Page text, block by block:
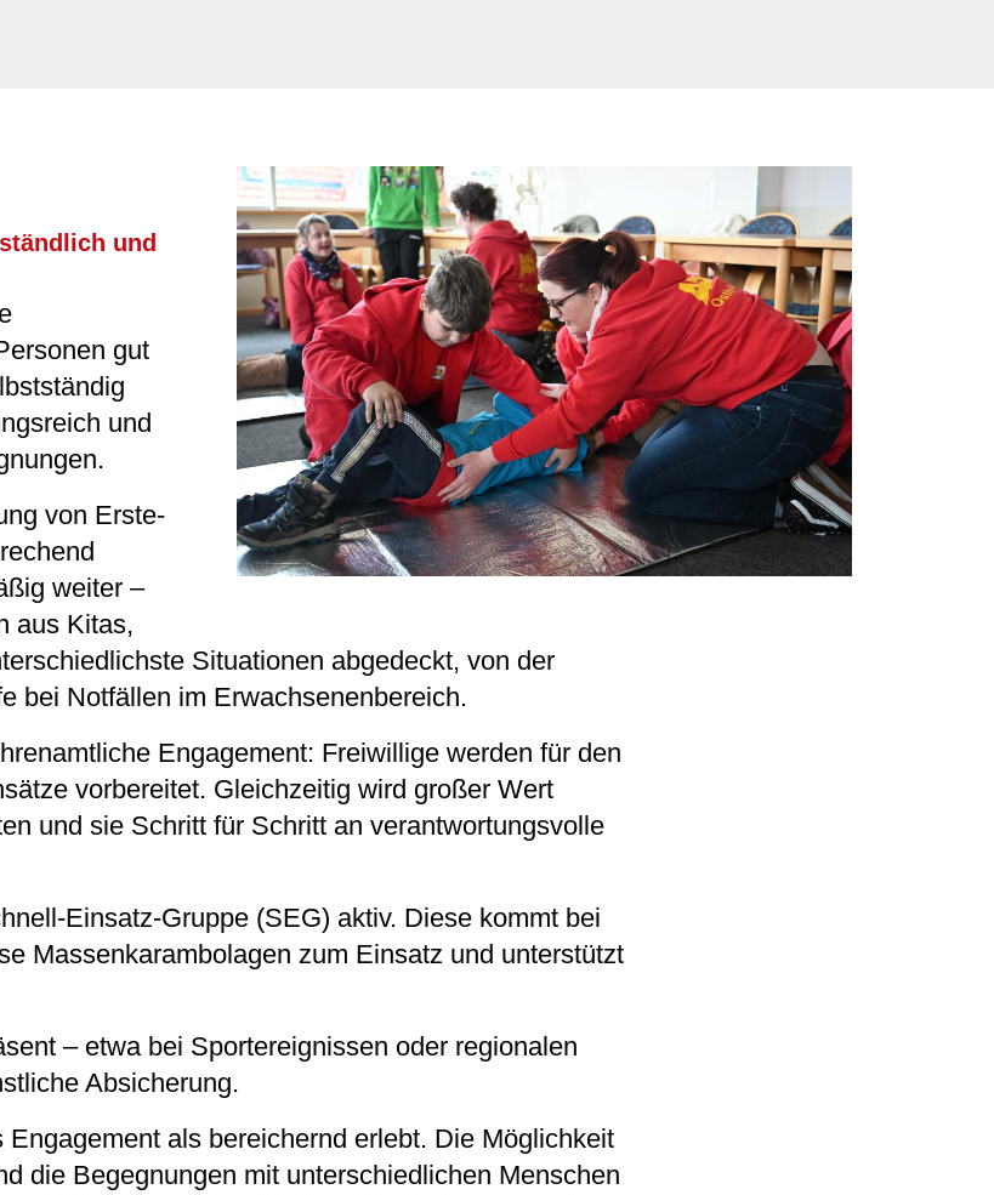
und
gut
und
von Erste-
weiter –
aus Kitas,
Situationen abgedeckt, von der
bei Notfällen im Erwachsenenbereich.
Engagement: Freiwillige werden für den
vorbereitet. Gleichzeitig wird großer Wert
und sie Schritt für Schritt an verantwortungsvolle
Einsatz-Gruppe (SEG) aktiv. Diese kommt bei
Massenkarambolagen zum Einsatz und unterstützt
– etwa bei Sportereignissen oder regionalen
Absicherung.
als bereichernd erlebt. Die Möglichkeit
die Begegnungen mit unterschiedlichen Menschen